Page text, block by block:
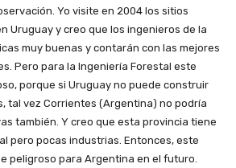
Yo visite en 2004 los sitios
Uruguay y creo que los ingenieros de la
muy buenas y contarán con las mejores
Pero para la Ingeniería Forestal este
porque si Uruguay no puede construir
tal vez Corrientes (Argentina) no podría
también. Y creo que esta provincia tiene
pero pocas industrias. Entonces, este
peligroso para Argentina en el futuro.